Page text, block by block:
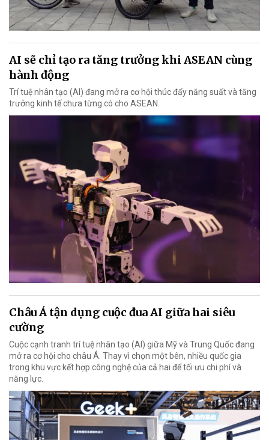
AI sẽ chỉ tạo ra tăng trưởng khi ASEAN cùng
hành động
Trí tuệ nhân tạo (AI) đang mở ra cơ hội thúc đẩy năng suất và tăng
trưởng kinh tế chưa từng có cho ASEAN.
Châu Á tận dụng cuộc đua AI giữa hai siêu
cường
Cuộc cạnh tranh trí tuệ nhân tạo (AI) giữa Mỹ và Trung Quốc đang
mở ra cơ hội cho châu Á. Thay vì chọn một bên, nhiều quốc gia
trong khu vực kết hợp công nghệ của cả hai để tối ưu chi phí và
năng lực.